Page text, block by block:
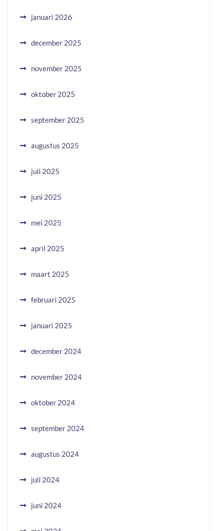
januari 2026
december 2025
november 2025
oktober 2025
september 2025
augustus 2025
juli 2025
juni 2025
mei 2025
april 2025
maart 2025
februari 2025
januari 2025
december 2024
november 2024
oktober 2024
september 2024
augustus 2024
juli 2024
juni 2024